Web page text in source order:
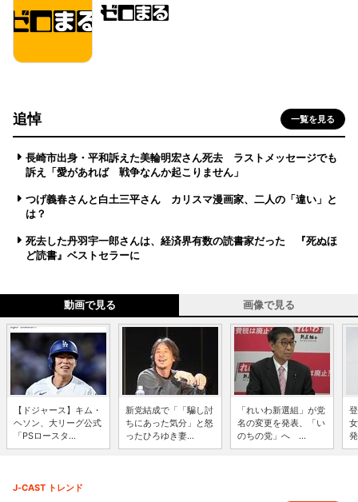
追悼 一覧を見る
長崎市出身・平和訴えた美輪明宏さん死去 ラストメッセージでも
訴え「愛があれば 戦争なんか起こりません」
つげ義春さんと白土三平さん カリスマ漫画家、二人の「違い」と
は？
死去した丹羽宇一郎さんは、経済界有数の読書家だった 『死ぬほ
ど読書』ベストセラーに
動画で見る 画像で見る
【ドジャース】キム・
ヘソン、大リーグ公式
「PSロースタ...
新党結成で「「騙し討
ちにあった気分」と怒
ったひろゆき妻...
「れいわ新選組」が党
名の変更を発表、「い
のちの党」へ ...
J-CAST トレンド